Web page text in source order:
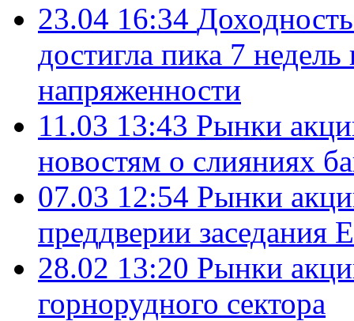
23.04 16:34
достигла пика 7
напряженности
11.03 13:43 Рынки
новостям о слияниях
07.03 12:54 Рынки
преддверии заседания
28.02 13:20 Рынки
горнорудного сектора